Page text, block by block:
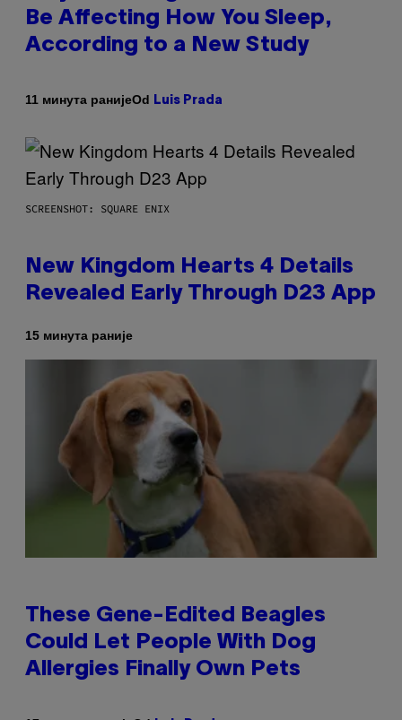
Be Affecting How You Sleep,
According to a New Study
11 минута ранијеOd Luis Prada
SCREENSHOT: SQUARE ENIX
New Kingdom Hearts 4 Details
Revealed Early Through D23 App
15 минута раније
These Gene-Edited Beagles
Could Let People With Dog
Allergies Finally Own Pets